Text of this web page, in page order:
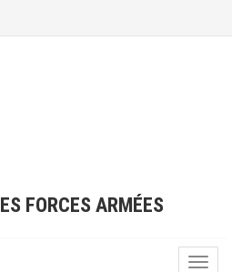
FORCES ARMÉES
Toggle